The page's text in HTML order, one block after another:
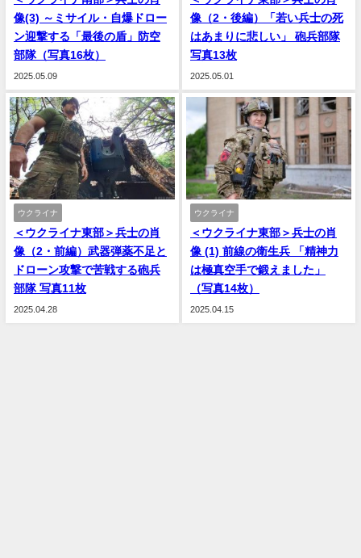
像(3) ～ミサイル・自爆ドロー
ン迎撃する「最後の盾」防空
部隊（写真16枚）
2025.05.09
像（2・後編）「若い兵士の死
はあまりに悲しい」 砲兵部隊
写真13枚
2025.05.01
ウクライナ
＜ウクライナ東部＞兵士の肖
像（2・前編）武器弾薬不足と
ドローン攻撃で苦戦する砲兵
部隊 写真11枚
2025.04.28
ウクライナ
＜ウクライナ東部＞兵士の肖
像 (1) 前線の衛生兵 「精神力
は極真空手で鍛えました」
（写真14枚）
2025.04.15